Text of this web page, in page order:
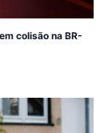
colisão na BR-